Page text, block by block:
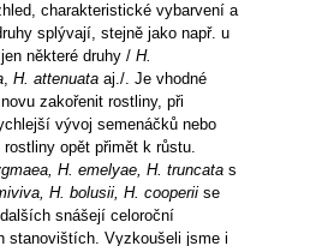
charakteristické vybarvení a
splývají, stejně jako např. u
některé druhy / H.
, H. attenuata aj./. Je vhodné
zakořenit rostliny, při
vývoj semenáčků nebo
opět přimět k růstu.
H. emelyae, H. truncata s
H. bolusii, H. cooperii se
snášejí celoroční
stanovištích. Vyzkoušeli jsme i